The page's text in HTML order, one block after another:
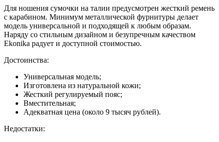
Для ношения сумочки на талии предусмотрен жесткий ремень
с карабином. Минимум металлической фурнитуры делает
модель универсальной и подходящей к любым образам.
Наряду со стильным дизайном и безупречным качеством
Ekonika радует и доступной стоимостью.
Достоинства:
Универсальная модель;
Изготовлена из натуральной кожи;
Жесткий регулируемый пояс;
Вместительная;
Адекватная цена (около 9 тысяч рублей).
Недостатки: